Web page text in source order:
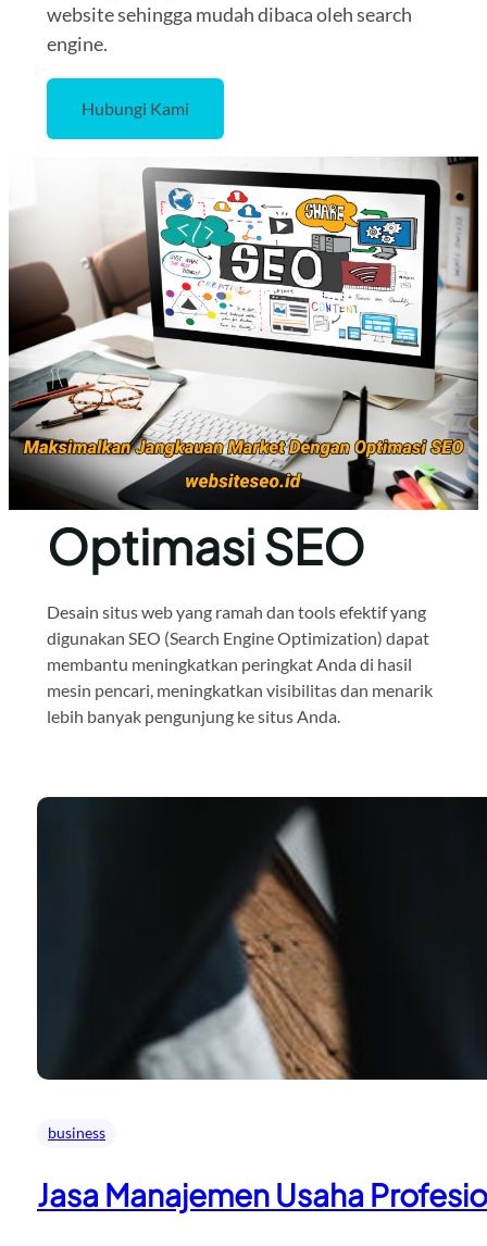
website sehingga mudah dibaca oleh search
engine.
Hubungi Kami
Optimasi SEO
Desain situs web yang ramah dan tools efektif yang
digunakan SEO (Search Engine Optimization) dapat
membantu meningkatkan peringkat Anda di hasil
mesin pencari, meningkatkan visibilitas dan menarik
lebih banyak pengunjung ke situs Anda.
business
Jasa Manajemen Usaha